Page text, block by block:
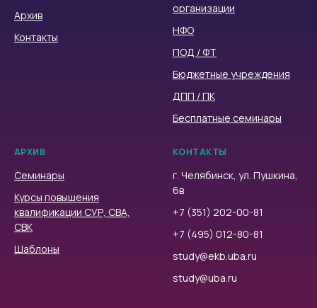
Архив
Контакты
организации
НФО
ПОД / ФТ
Бюджетные учреждения
ДПП / ПК
Бесплатные семинары
АРХИВ
Семинары
Курсы повышения
квалификации СУР, СВА,
СВК
Шаблоны
КОНТАКТЫ
г. Челябинск, ул. Пушкина,
6в
+7 (351) 202-00-81
+7 (495) 012-80-81
study@ekb.uba.ru
study@uba.ru